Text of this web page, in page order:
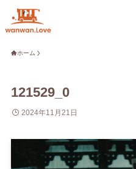
ホーム
121529_0
2024年11月21日